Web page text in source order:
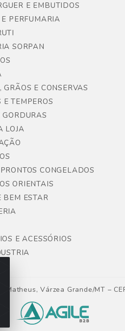
E EMBUTIDOS
PERFUMARIA
SORPAN
GRÃOS E CONSERVAS
E TEMPEROS
GORDURAS
LOJA
CONGELADOS
ORIENTAIS
BEM ESTAR
E ACESSÓRIOS
Várzea Grande/MT –